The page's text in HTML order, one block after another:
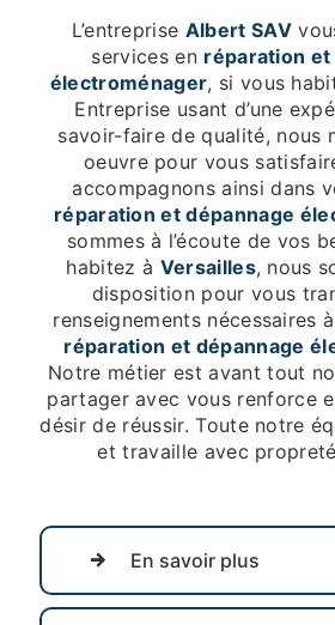
L’entreprise Albert SAV
services en réparation et
électroménager, si vous
Entreprise usant d’une
savoir-faire de qualité, nous
oeuvre pour vous
accompagnons ainsi dans
réparation et dépannage
sommes à l’écoute de vos
habitez à Versailles, nous
disposition pour vous
renseignements nécessaires
réparation et dépannage
Notre métier est avant tout
partager avec vous renforce
désir de réussir. Toute notre
et travaille avec
En savoir plus